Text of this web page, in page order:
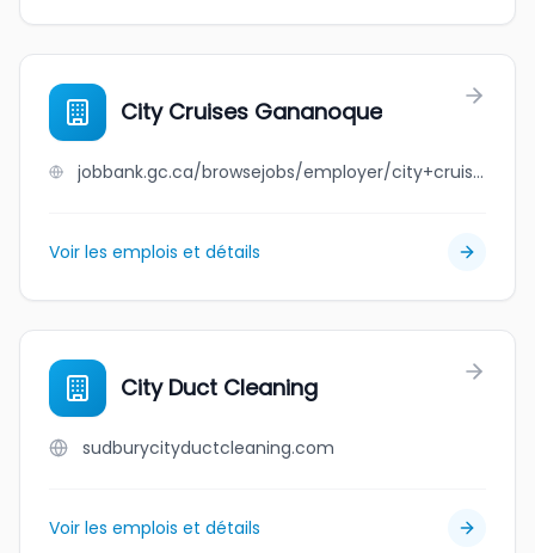
City Cruises Gananoque
jobbank.gc.ca/browsejobs/employer/city+cruises+gananoque/ca
Voir les emplois et détails
City Duct Cleaning
sudburycityductcleaning.com
Voir les emplois et détails